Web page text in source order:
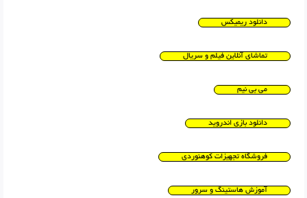
دانلود ریمیکس
تماشای آنلاین فیلم و سریال
می بی نیم
دانلود بازی اندروید
فروشگاه تجهیزات کوهنوردی
آموزش هاستینگ و سرور